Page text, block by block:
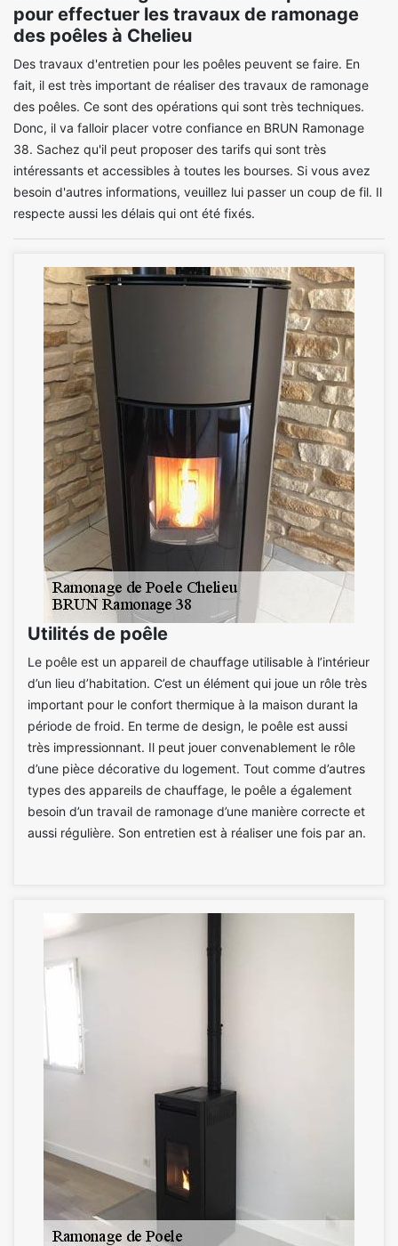
pour effectuer les travaux de ramonage
des poêles à Chelieu
Des travaux d'entretien pour les poêles peuvent se faire. En
fait, il est très important de réaliser des travaux de ramonage
des poêles. Ce sont des opérations qui sont très techniques.
Donc, il va falloir placer votre confiance en BRUN Ramonage
38. Sachez qu'il peut proposer des tarifs qui sont très
intéressants et accessibles à toutes les bourses. Si vous avez
besoin d'autres informations, veuillez lui passer un coup de fil. Il
respecte aussi les délais qui ont été fixés.
Utilités de poêle
Le poêle est un appareil de chauffage utilisable à l’intérieur
d’un lieu d’habitation. C’est un élément qui joue un rôle très
important pour le confort thermique à la maison durant la
période de froid. En terme de design, le poêle est aussi
très impressionnant. Il peut jouer convenablement le rôle
d’une pièce décorative du logement. Tout comme d’autres
types des appareils de chauffage, le poêle a également
besoin d’un travail de ramonage d’une manière correcte et
aussi régulière. Son entretien est à réaliser une fois par an.